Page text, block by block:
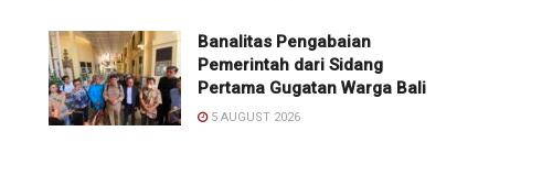
Banalitas Pengabaian
Pemerintah dari Sidang
Pertama Gugatan Warga Bali
5 AUGUST 2026